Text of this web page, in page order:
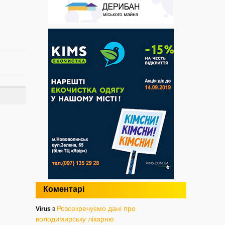
Коментарі
Virus в Розсекречуємо дані про
володимирську лікарню